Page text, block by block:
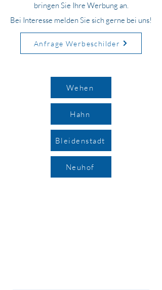
bringen Sie Ihre Werbung an.
Bei Interesse melden Sie sich gerne bei uns!
Anfrage Werbeschilder
Wehen
Hahn
Bleidenstadt
Neuhof